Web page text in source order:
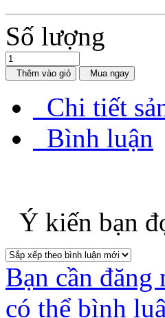
Số lượng
Thêm vào giỏ Mua ngay
Chi tiết
Bình luận
Ý kiến bạn
Bạn cần
có thể bình